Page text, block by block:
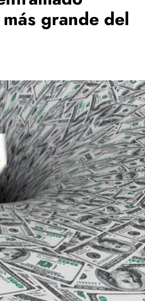
grande del